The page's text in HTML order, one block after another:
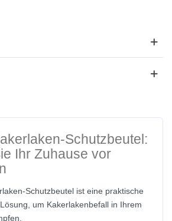
Schutzbeutel:
Ihr Zuhause vor
Schutzbeutel ist eine praktische
um Kakerlakenbefall in Ihrem